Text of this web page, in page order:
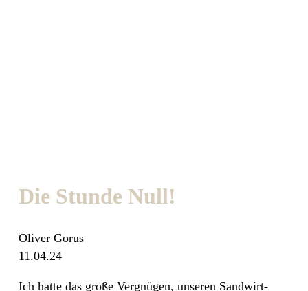
Die Stunde Null!
Oliver Gorus
11.04.24
Ich hatte das große Vergnügen, unseren Sandwirt-